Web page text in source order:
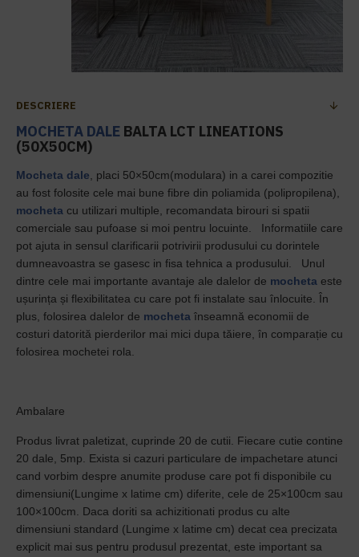
DESCRIERE
MOCHETA DALE BALTA LCT LINEATIONS
(50X50CM)
Mocheta dale , placi 50×50cm(modulara) in a carei compozitie
au fost folosite cele mai bune fibre din poliamida (polipropilena),
mocheta cu utilizari multiple, recomandata birouri si spatii
comerciale sau pufoase si moi pentru locuinte. Informatiile care
pot ajuta in sensul clarificarii potrivirii produsului cu dorintele
dumneavoastra se gasesc in fisa tehnica a produsului. Unul
dintre cele mai importante avantaje ale dalelor de mocheta este
ușurința și flexibilitatea cu care pot fi instalate sau înlocuite. În
plus, folosirea dalelor de mocheta înseamnă economii de
costuri datorită pierderilor mai mici dupa tăiere, în comparație cu
folosirea mochetei rola.
Ambalare
Produs livrat paletizat, cuprinde 20 de cutii. Fiecare cutie contine
20 dale, 5mp. Exista si cazuri particulare de impachetare atunci
cand vorbim despre anumite produse care pot fi disponibile cu
dimensiuni(Lungime x latime cm) diferite, cele de 25×100cm sau
100×100cm. Daca doriti sa achizitionati produs cu alte
dimensiuni standard (Lungime x latime cm) decat cea precizata
explicit mai sus pentru produsul prezentat, este important sa